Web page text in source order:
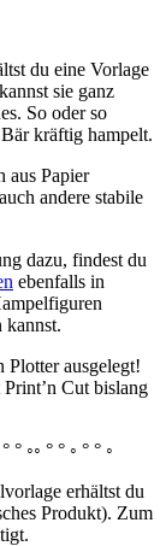
du eine Vorlage
sie ganz
So oder so
kräftig hampelt.
aus Papier
andere stabile
dazu, findest du
ebenfalls in
kannst.
Plotter ausgelegt!
Cut bislang
° ◦◦ ° ° ◦ ° ° ◦
erhältst du
Produkt). Zum